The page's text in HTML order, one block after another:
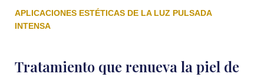
APLICACIONES ESTÉTICAS DE LA LUZ PULSADA
INTENSA
Tratamiento que renueva la piel de